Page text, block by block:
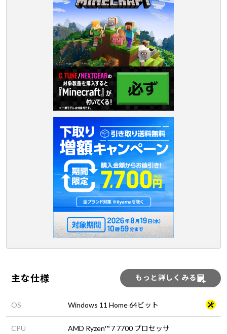
主な仕様 もっと詳しくみる
OS Windows 11 Home 64ビット
CPU AMD Ryzen™ 7 7700 プロセッサ